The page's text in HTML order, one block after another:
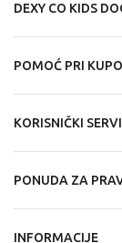
DEXY CO KIDS
POMOĆ PRI
KORISNIČKI
PONUDA ZA
INFORMACIJE